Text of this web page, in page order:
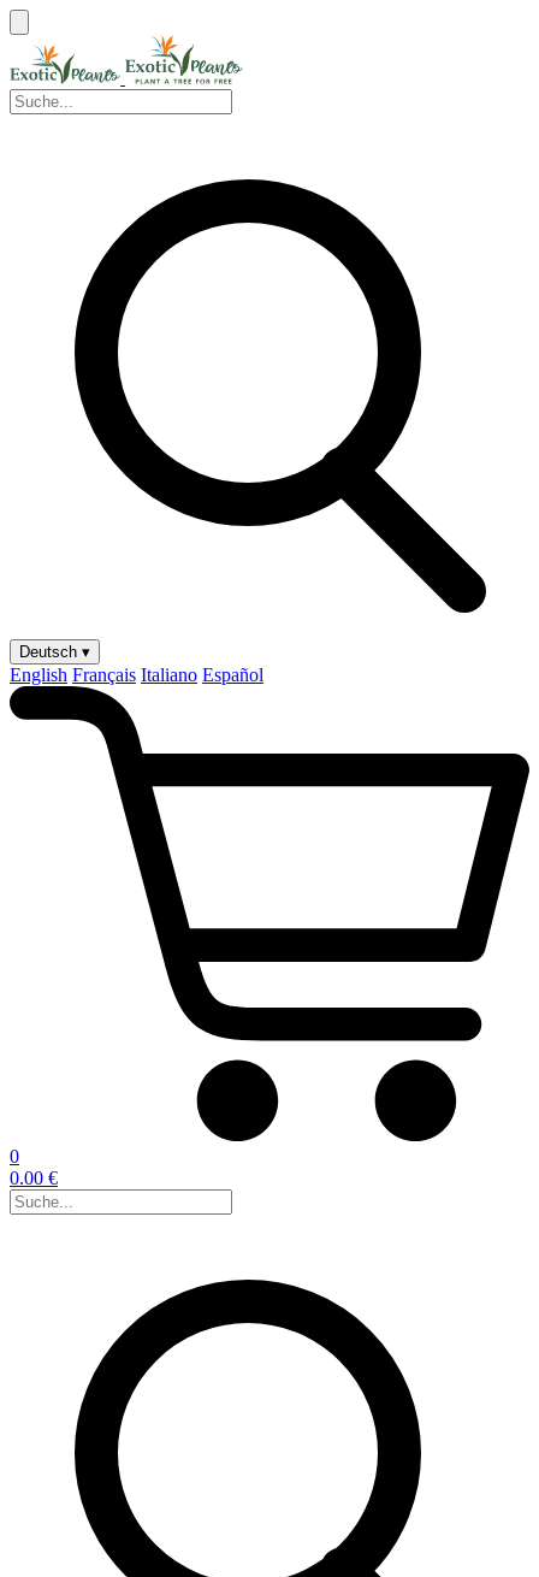
Deutsch ▾
English Français Italiano Español
0
0.00 €